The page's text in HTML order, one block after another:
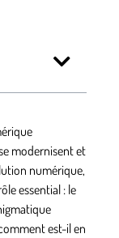
modernisent et
numérique,
essential : le
est-il en